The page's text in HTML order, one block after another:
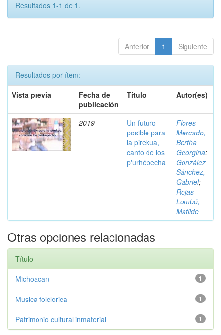
Resultados 1-1 de 1.
Anterior 1 Siguiente
Resultados por ítem:
Vista previa
Fecha de
publicación
Título Autor(es)
2019
Un futuro
posible para
la pirekua,
canto de los
p'urhépecha
Flores
Mercado,
Bertha
Georgina;
González
Sánchez,
Gabriel;
Rojas
Lombó,
Matilde
Otras opciones relacionadas
Título
1
Michoacan
1
Musica folclorica
1
Patrimonio cultural inmaterial